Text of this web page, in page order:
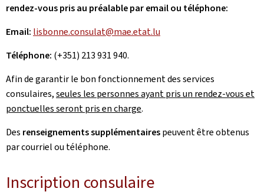
rendez-vous pris au préalable par email ou téléphone:
Email: lisbonne.consulat@mae.etat.lu
Téléphone: (+351) 213 931 940.
Afin de garantir le bon fonctionnement des services
consulaires,seules les personnes ayant pris un rendez-vous et
ponctuelles seront pris en charge.
Des renseignements supplémentairespeuvent être obtenus
par courriel ou téléphone.
Inscription consulaire